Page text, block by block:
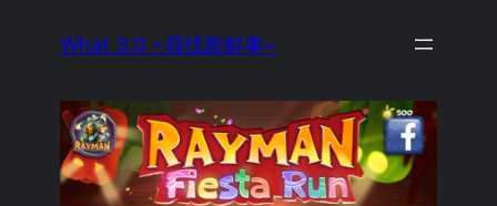
What 3.0 ~尋找新鮮事~